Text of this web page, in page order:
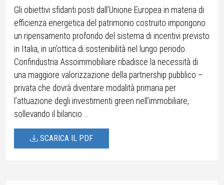
Gli obiettivi sfidanti posti dall’Unione Europea in materia di
efficienza energetica del patrimonio costruito impongono
un ripensamento profondo del sistema di incentivi previsto
in Italia, in un’ottica di sostenibilità nel lungo periodo.
Confindustria Assoimmobiliare ribadisce la necessità di
una maggiore valorizzazione della partnership pubblico –
privata che dovrà diventare modalità primaria per
l’attuazione degli investimenti green nell’immobiliare,
sollevando il bilancio ...
SCARICA IL PDF